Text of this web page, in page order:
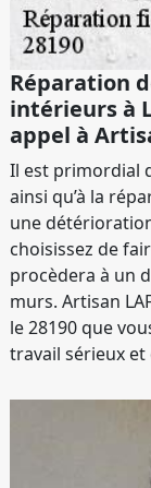
Réparation
intérieurs à
appel à
Il est primordial
ainsi qu’à la
une
choisissez de
procèdera à un
murs. Artisan
le 28190 que
travail sérieux et